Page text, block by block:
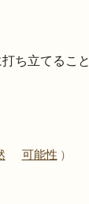
ち立てるこ
可能性 ）